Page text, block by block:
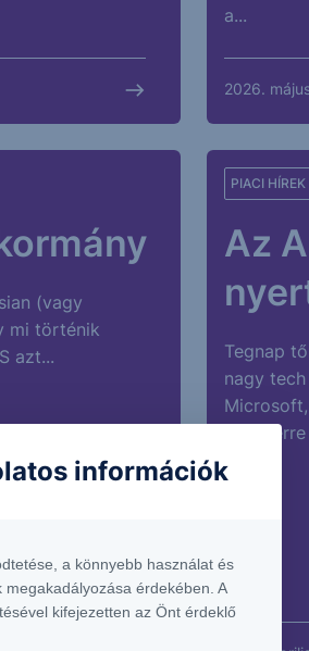
a...
2026.
(vagy
mi történik
azt...
Az
PIACI HÍREK
Tegnap
nagy
információk
a könnyebb használat és
érdekében. A
kifejezetten az Önt érdeklő